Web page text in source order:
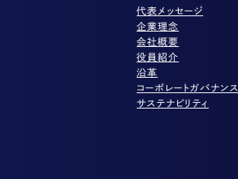
代表メッセージ
企業理念
会社概要
役員紹介
沿革
コーポレートガバナンス
サステナビリティ